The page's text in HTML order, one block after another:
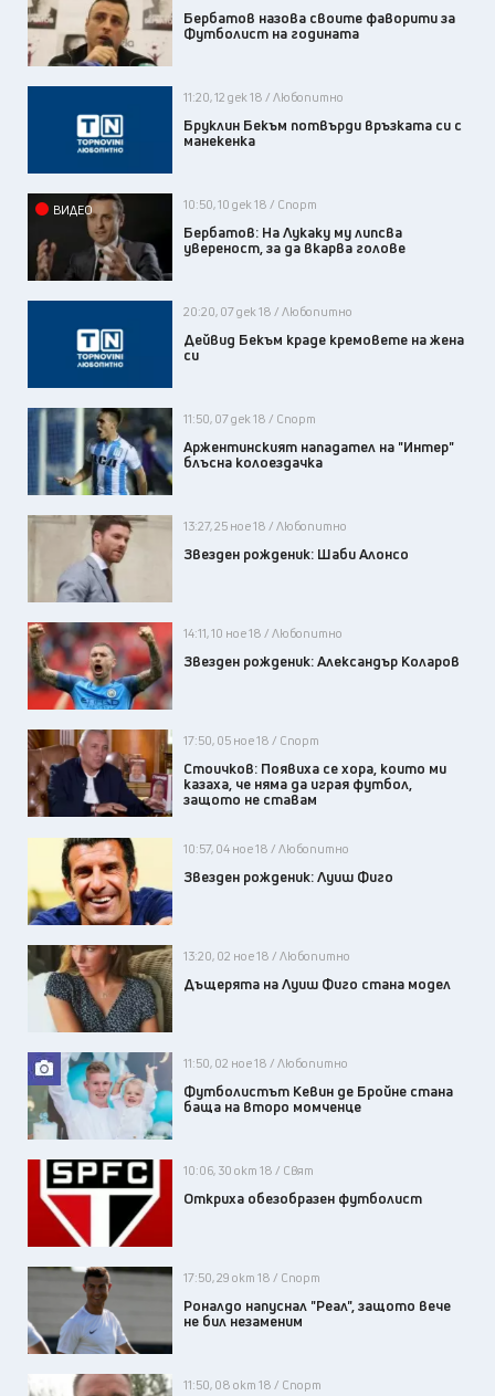
Бербатов назова своите фаворити за
Футболист на годината
11:20, 12 дек 18 / Любопитно
Бруклин Бекъм потвърди връзката си с
манекенка
ВИДЕО 10:50, 10 дек 18 / Спорт
Бербатов: На Лукаку му липсва
увереност, за да вкарва голове
20:20, 07 дек 18 / Любопитно
Дейвид Бекъм краде кремовете на жена
си
11:50, 07 дек 18 / Спорт
Аржентинският нападател на "Интер"
блъсна колоездачка
13:27, 25 ное 18 / Любопитно
Звезден рожденик: Шаби Алонсо
14:11, 10 ное 18 / Любопитно
Звезден рожденик: Александър Коларов
17:50, 05 ное 18 / Спорт
Стоичков: Появиха се хора, които ми
казаха, че няма да играя футбол,
защото не ставам
10:57, 04 ное 18 / Любопитно
Звезден рожденик: Луиш Фиго
13:20, 02 ное 18 / Любопитно
Дъщерята на Луиш Фиго стана модел
11:50, 02 ное 18 / Любопитно
Футболистът Кевин де Бройне стана
баща на второ момченце
10:06, 30 окт 18 / Свят
Откриха обезобразен футболист
17:50, 29 окт 18 / Спорт
Роналдо напуснал "Реал", защото вече
не бил незаменим
11:50, 08 окт 18 / Спорт